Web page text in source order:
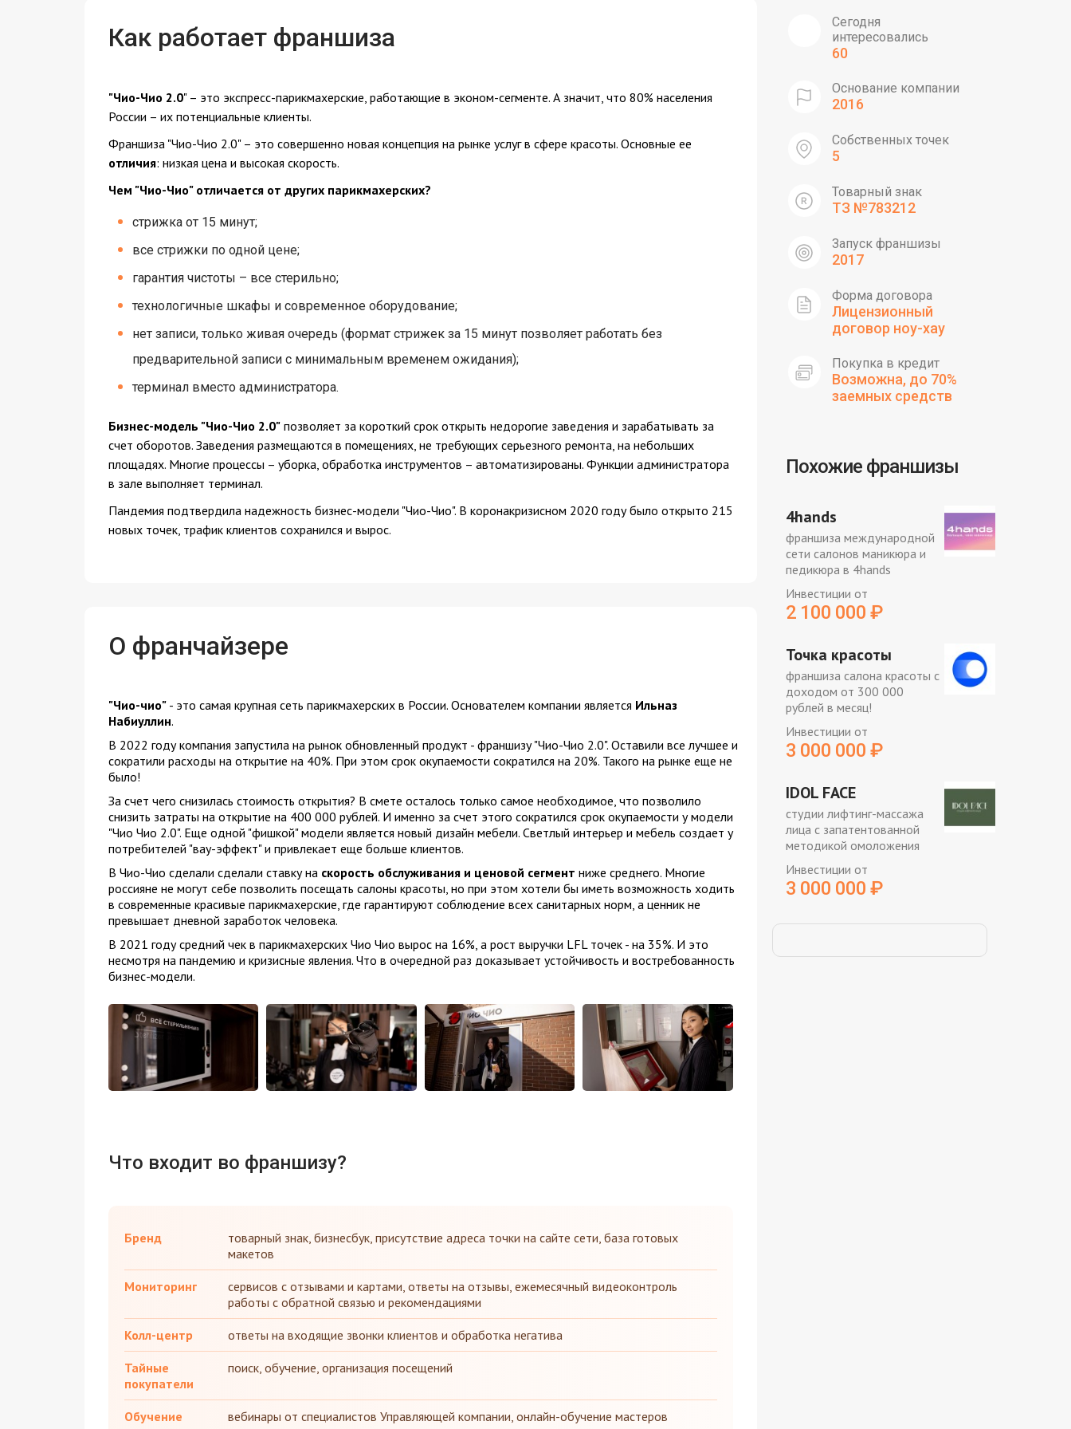
Как работает франшиза
"Чио-Чио 2.0" – это экспресс-парикмахерские, работающие в эконом-сегменте. А значит, что 80% населения
России – их потенциальные клиенты.
Франшиза "Чио-Чио 2.0" – это совершенно новая концепция на рынке услуг в сфере красоты. Основные ее
отличия: низкая цена и высокая скорость.
Чем "Чио-Чио" отличается от других парикмахерских?
стрижка от 15 минут;
все стрижки по одной цене;
гарантия чистоты – все стерильно;
технологичные шкафы и современное оборудование;
нет записи, только живая очередь (формат стрижек за 15 минут позволяет работать без
предварительной записи с минимальным временем ожидания);
терминал вместо администратора.
Бизнес-модель "Чио-Чио 2.0"позволяет за короткий срок открыть недорогие заведения и зарабатывать за
счет оборотов. Заведения размещаются в помещениях, не требующих серьезного ремонта, на небольших
площадях. Многие процессы – уборка, обработка инструментов – автоматизированы. Функции администратора
в зале выполняет терминал.
Пандемия подтвердила надежность бизнес-модели "Чио-Чио". В коронакризисном 2020 году было открыто 215
новых точек, трафик клиентов сохранился и вырос.
О франчайзере
"Чио-чио"- это самая крупная сеть парикмахерских в России. Основателем компании является Ильназ
Набиуллин.
В 2022 году компания запустила на рынок обновленный продукт - франшизу "Чио-Чио 2.0". Оставили все лучшее и
сократили расходы на открытие на 40%. При этом срок окупаемости сократился на 20%. Такого на рынке еще не
было!
За счет чего снизилась стоимость открытия? В смете осталось только самое необходимое, что позволило
снизить затраты на открытие на 400 000 рублей. И именно за счет этого сократился срок окупаемости у модели
"Чио Чио 2.0". Еще одной "фишкой" модели является новый дизайн мебели. Светлый интерьер и мебель создает у
потребителей "вау-эффект" и привлекает еще больше клиентов.
В Чио-Чио сделали сделали ставку наскорость обслуживания и ценовой сегмент ниже среднего. Многие
россияне не могут себе позволить посещать салоны красоты, но при этом хотели бы иметь возможность ходить
в современные красивые парикмахерские, где гарантируют соблюдение всех санитарных норм, а ценник не
превышает дневной заработок человека.
В 2021 году средний чек в парикмахерских Чио Чио вырос на 16%, а рост выручки LFL точек - на 35%. И это
несмотря на пандемию и кризисные явления. Что в очередной раз доказывает устойчивость и востребованность
бизнес-модели.
Что входит во франшизу?
Бренд
товарный знак, бизнесбук, присутствие адреса точки на сайте сети, база готовых
макетов
Мониторинг
сервисов с отзывами и картами, ответы на отзывы, ежемесячный видеоконтроль
работы с обратной связью и рекомендациями
Колл-центр ответы на входящие звонки клиентов и обработка негатива
Тайные
покупатели
поиск, обучение, организация посещений
Обучение вебинары от специалистов Управляющей компании, онлайн-обучение мастеров
Сегодня
интересовались
60
Основание компании
2016
Собственных точек
5
Товарный знак
ТЗ №783212
Запуск франшизы
2017
Форма договора
Лицензионный
договор ноу-хау
Покупка в кредит
Возможна, до 70%
заемных средств
Похожие франшизы
4hands
франшиза международной
сети салонов маникюра и
педикюра в 4hands
Инвестиции от
2 100 000 ₽
Точка красоты
франшиза салона красоты с
доходом от 300 000
рублей в месяц!
Инвестиции от
3 000 000 ₽
IDOL FACE
студии лифтинг-массажа
лица с запатентованной
методикой омоложения
Инвестиции от
3 000 000 ₽